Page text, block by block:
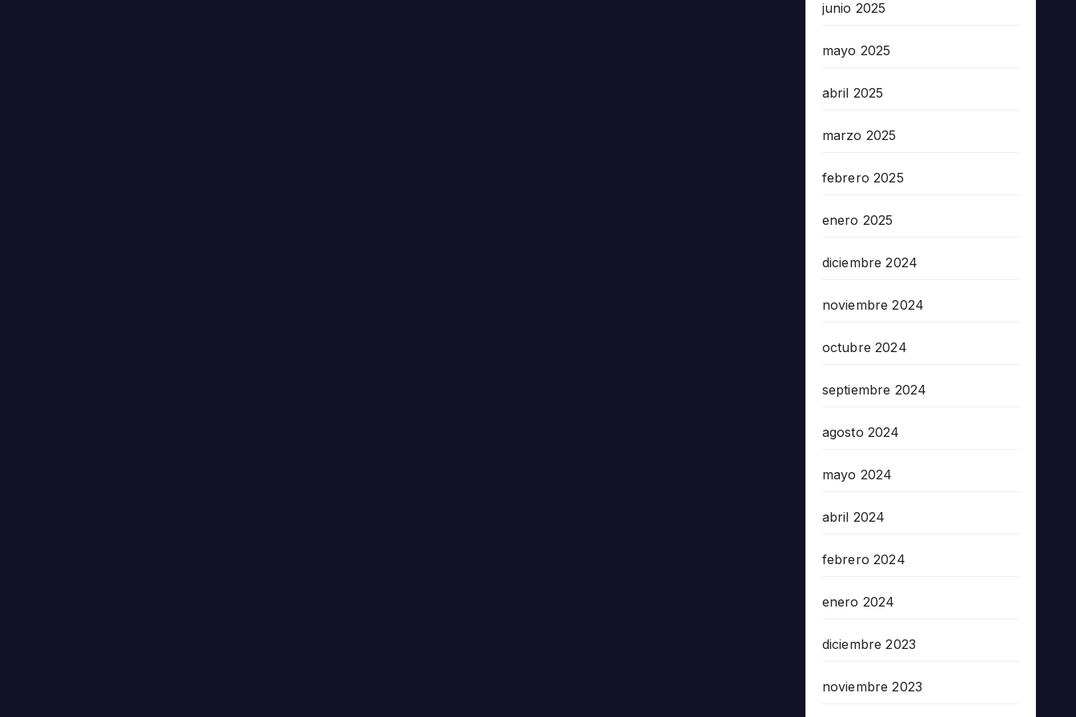
junio 2025
mayo 2025
abril 2025
marzo 2025
febrero 2025
enero 2025
diciembre 2024
noviembre 2024
octubre 2024
septiembre 2024
agosto 2024
mayo 2024
abril 2024
febrero 2024
enero 2024
diciembre 2023
noviembre 2023